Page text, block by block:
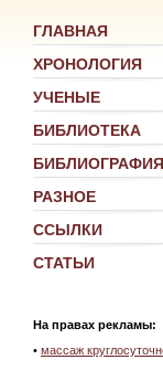
ГЛАВНАЯ
ХРОНОЛОГИЯ
УЧЕНЫЕ
БИБЛИОТЕКА
БИБЛИОГРАФИЯ
РАЗНОЕ
ССЫЛКИ
СТАТЬИ
На правах рекламы:
• массаж